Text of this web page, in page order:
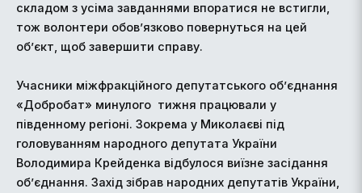
складом з усіма завданнями впоратися не встигли,
тож волонтери обов’язково повернуться на цей
об’єкт, щоб завершити справу.
Учасники міжфракційного депутатського об’єднання
«Добробат» минулого тижня працювали у
південному регіоні. Зокрема у Миколаєві під
головуванням народного депутата України
Володимира Крейденка відбулося виїзне засідання
об’єднання. Захід зібрав народних депутатів України,